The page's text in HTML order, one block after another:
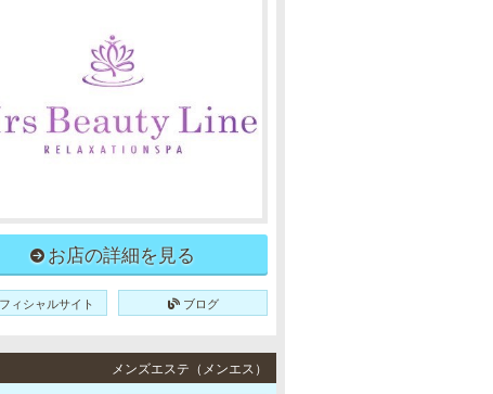
お店の詳細を見る
ィシャルサイト ブログ
メンズエステ（メンエス）